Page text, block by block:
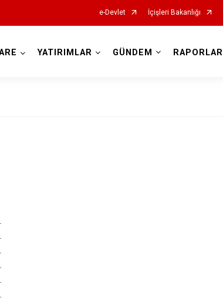
e-Devlet İçişleri Bakanlığı
YATIRIMLAR GÜNDEM RAPORLAR